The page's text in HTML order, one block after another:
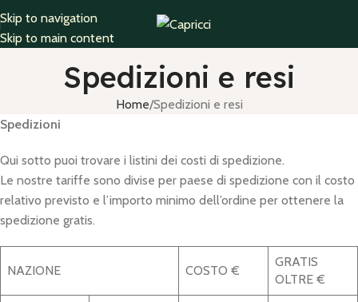
Skip to navigation
Skip to main content
Spedizioni e resi
Home Spedizioni e resi
Spedizioni
Qui sotto puoi trovare i listini dei costi di spedizione.
Le nostre tariffe sono divise per paese di spedizione con il costo
relativo previsto e l’importo minimo dell’ordine per ottenere la
spedizione gratis.
NAZIONE COSTO €
GRATIS
OLTRE €